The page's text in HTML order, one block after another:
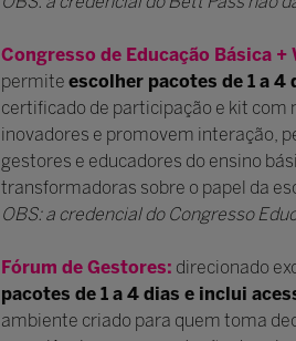
Congresso de Educação Básica +
permite escolher pacotes de 1 a 4
certificado de participação e kit com
inovadores e promovem interação,
gestores e educadores do ensino
transformadoras sobre o papel da
OBS: a credencial do Congresso
Fórum de Gestores: direcionado
pacotes de 1 a 4 dias e inclui
ambiente criado para quem toma